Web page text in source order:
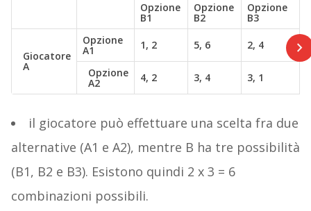
Opzione
B1
Opzione
B2
Opzione
B3
Giocatore
A
Opzione
A1 1, 2 5, 6 2, 4
Opzione
A2 4, 2 3, 4 3, 1
il giocatore può effettuare una scelta fra due
alternative (A1 e A2), mentre B ha tre possibilità
(B1, B2 e B3). Esistono quindi 2 x 3 = 6
combinazioni possibili.